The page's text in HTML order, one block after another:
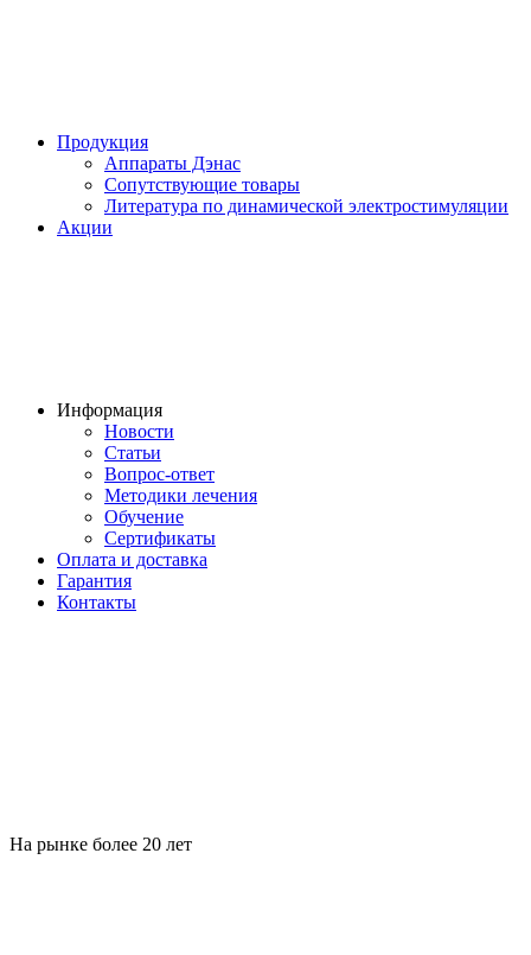
Продукция
Аппараты Дэнас
Сопутствующие товары
Литература по динамической электростимуляции
Акции
Информация
Новости
Статьи
Вопрос-ответ
Методики лечения
Обучение
Сертификаты
Оплата и доставка
Гарантия
Контакты
На рынке более 20 лет